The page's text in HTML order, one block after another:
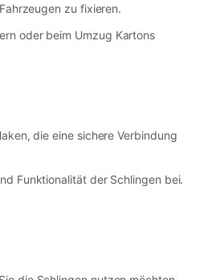
zu fixieren.
oder beim Umzug Kartons
die eine sichere Verbindung
Funktionalität der Schlingen bei.